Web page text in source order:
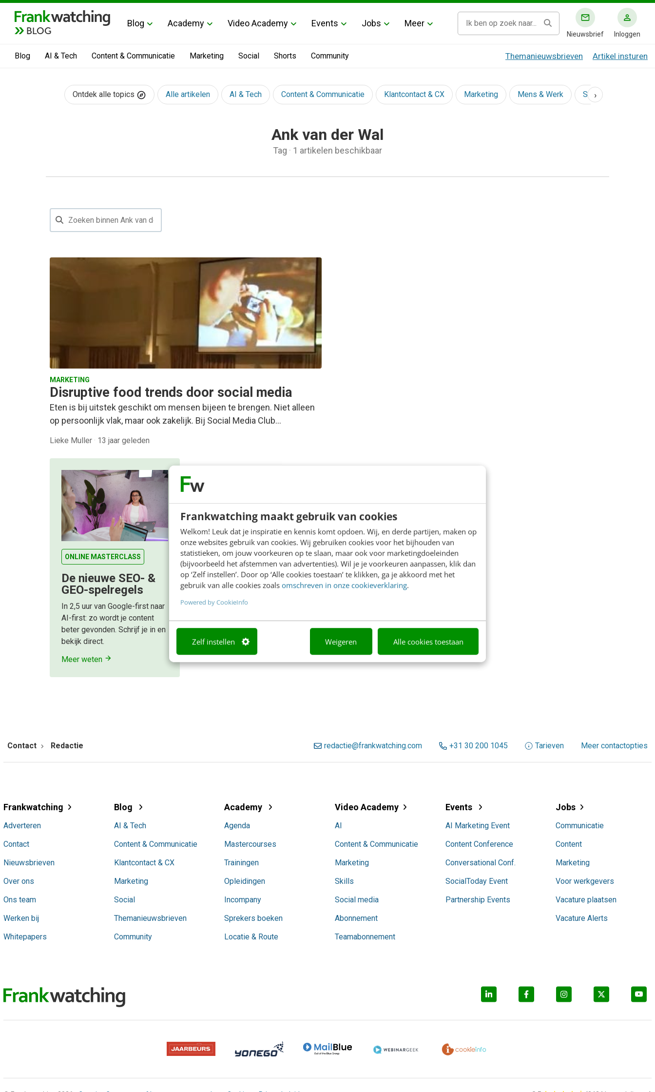
Frankwatching maakt gebruik van cookies
Welkom! Leuk dat je inspiratie en kennis komt opdoen. Wij, en derde partijen, maken op
onze websites gebruik van cookies. Wij gebruiken cookies voor het bijhouden van
statistieken, om jouw voorkeuren op te slaan, maar ook voor marketingdoeleinden
(bijvoorbeeld het afstemmen van advertenties). Wil je je voorkeuren aanpassen, klik dan
op ‘Zelf instellen’. Door op ‘Alle cookies toestaan’ te klikken, ga je akkoord met het
gebruik van alle cookies zoals omschreven in onze cookieverklaring.
Powered by CookieInfo
Zelf instellen Weigeren Alle cookies toestaan
BLOG
Blog Academy Video Academy Events Jobs Meer
Nieuwsbrief Inloggen
Blog AI & Tech Content & Communicatie Marketing Social Shorts Community Themanieuwsbrieven Artikel insturen
Ontdek alle topics Alle artikelen AI & Tech Content & Communicatie Klantcontact & CX Marketing Mens & Werk Social
›
Ank van der Wal
Tag · 1 artikelen beschikbaar
MARKETING
Disruptive food trends door social media
Eten is bij uitstek geschikt om mensen bijeen te brengen. Niet alleen
op persoonlijk vlak, maar ook zakelijk. Bij Social Media Club…
Lieke Muller · 13 jaar geleden
ONLINE MASTERCLASS
De nieuwe SEO- &
GEO-spelregels
In 2,5 uur van Google-first naar
AI-first: zo wordt je content
beter gevonden. Schrijf je in en
bekijk direct.
Meer weten
Contact Redactie redactie@frankwatching.com +31 30 200 1045 Tarieven Meer contactopties
Frankwatching
Adverteren
Contact
Nieuwsbrieven
Over ons
Ons team
Werken bij
Whitepapers
Blog
AI & Tech
Content & Communicatie
Klantcontact & CX
Marketing
Social
Themanieuwsbrieven
Community
Academy
Agenda
Mastercourses
Trainingen
Opleidingen
Incompany
Sprekers boeken
Locatie & Route
Video Academy
AI
Content & Communicatie
Marketing
Skills
Social media
Abonnement
Teamabonnement
Events
AI Marketing Event
Content Conference
Conversational Conf.
SocialToday Event
Partnership Events
Jobs
Communicatie
Content
Marketing
Voor werkgevers
Vacature plaatsen
Vacature Alerts